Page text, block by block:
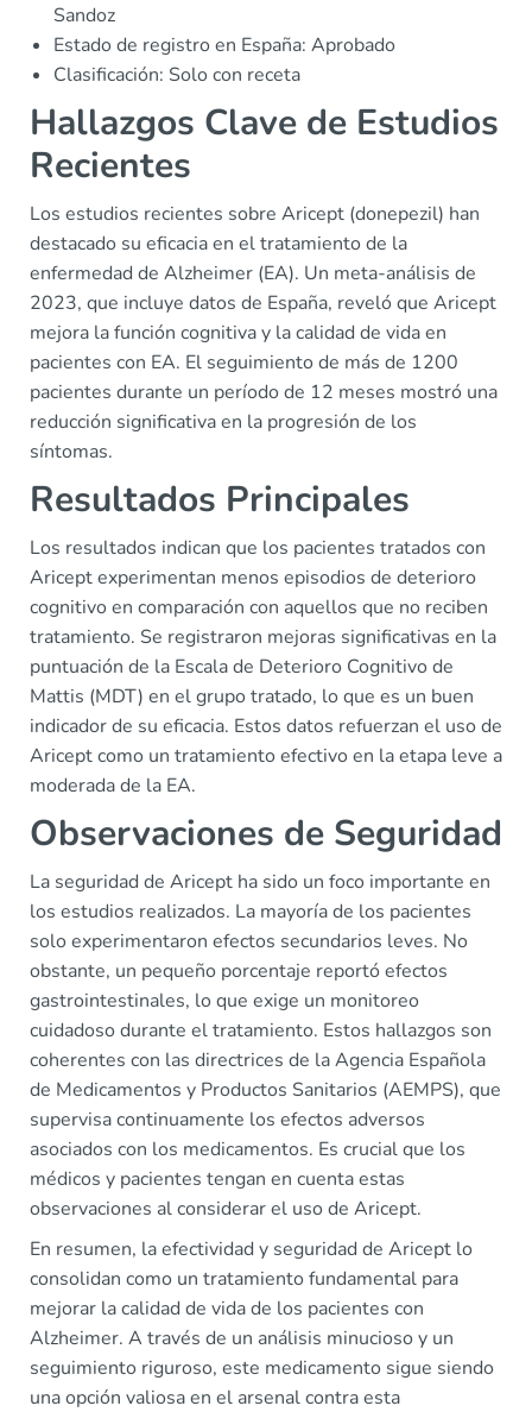
Sandoz
Estado de registro en España: Aprobado
Clasificación: Solo con receta
Hallazgos Clave de Estudios
Recientes
Los estudios recientes sobre Aricept (donepezil) han
destacado su eficacia en el tratamiento de la
enfermedad de Alzheimer (EA). Un meta-análisis de
2023, que incluye datos de España, reveló que Aricept
mejora la función cognitiva y la calidad de vida en
pacientes con EA. El seguimiento de más de 1200
pacientes durante un período de 12 meses mostró una
reducción significativa en la progresión de los
síntomas.
Resultados Principales
Los resultados indican que los pacientes tratados con
Aricept experimentan menos episodios de deterioro
cognitivo en comparación con aquellos que no reciben
tratamiento. Se registraron mejoras significativas en la
puntuación de la Escala de Deterioro Cognitivo de
Mattis (MDT) en el grupo tratado, lo que es un buen
indicador de su eficacia. Estos datos refuerzan el uso de
Aricept como un tratamiento efectivo en la etapa leve a
moderada de la EA.
Observaciones de Seguridad
La seguridad de Aricept ha sido un foco importante en
los estudios realizados. La mayoría de los pacientes
solo experimentaron efectos secundarios leves. No
obstante, un pequeño porcentaje reportó efectos
gastrointestinales, lo que exige un monitoreo
cuidadoso durante el tratamiento. Estos hallazgos son
coherentes con las directrices de la Agencia Española
de Medicamentos y Productos Sanitarios (AEMPS), que
supervisa continuamente los efectos adversos
asociados con los medicamentos. Es crucial que los
médicos y pacientes tengan en cuenta estas
observaciones al considerar el uso de Aricept.
En resumen, la efectividad y seguridad de Aricept lo
consolidan como un tratamiento fundamental para
mejorar la calidad de vida de los pacientes con
Alzheimer. A través de un análisis minucioso y un
seguimiento riguroso, este medicamento sigue siendo
una opción valiosa en el arsenal contra esta